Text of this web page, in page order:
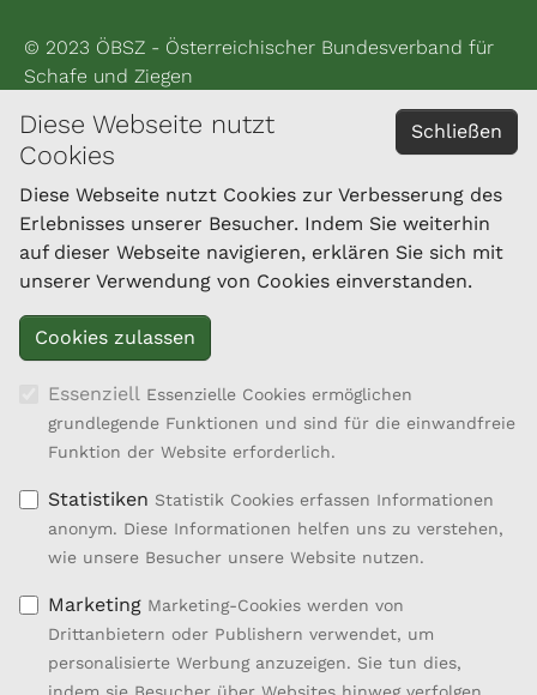
Schließen
Diese Webseite nutzt
Cookies
Diese Webseite nutzt Cookies zur Verbesserung des
Erlebnisses unserer Besucher. Indem Sie weiterhin
auf dieser Webseite navigieren, erklären Sie sich mit
unserer Verwendung von Cookies einverstanden.
Essenziell Essenzielle Cookies ermöglichen
grundlegende Funktionen und sind für die einwandfreie
Funktion der Website erforderlich.
Statistiken Statistik Cookies erfassen Informationen
anonym. Diese Informationen helfen uns zu verstehen,
wie unsere Besucher unsere Website nutzen.
Marketing Marketing-Cookies werden von
Drittanbietern oder Publishern verwendet, um
personalisierte Werbung anzuzeigen. Sie tun dies,
© 2023 ÖBSZ - Österreichischer Bundesverband für
Schafe und Ziegen
Impressum
Datenschutzerklärung
KONTAKT
Landesverband für Ziegenzucht und -haltung
Brucknerstraße 39
4910 Ried im Innkreis
Tel.: 050/6902-1448
Fax: 050/6902-91448
office@ziegenland.com
Projektbeschreibung